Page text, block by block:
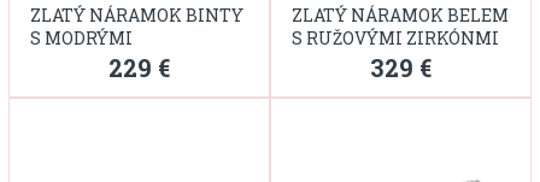
ZLATÝ NÁRAMOK BINTY
S MODRÝMI
KAMIENKAMI
229 €
ZLATÝ NÁRAMOK BELEM
S RUŽOVÝMI ZIRKÓNMI
329 €